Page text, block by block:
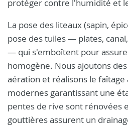
protéger contre l'humidité et
La pose des liteaux (sapin,
pose des tuiles — plates,
— qui s'emboîtent pour
homogène. Nous ajoutons
aération et réalisons le
modernes garantissant une
pentes de rive sont rénovées
gouttières assurent un